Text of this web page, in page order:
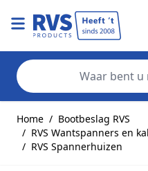
Home / Bootbeslag RVS
/ RVS Wantspanners en
/ RVS Spannerhuizen